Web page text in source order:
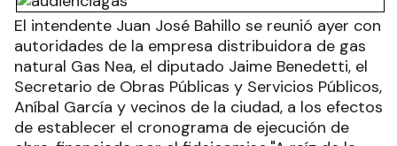
El intendente Juan José Bahillo se reunió ayer con
autoridades de la empresa distribuidora de gas
natural Gas Nea, el diputado Jaime Benedetti, el
Secretario de Obras Públicas y Servicios Públicos,
Aníbal García y vecinos de la ciudad, a los efectos
de establecer el cronograma de ejecución de